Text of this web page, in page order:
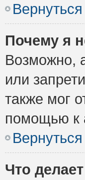
Почему я
Возможно,
или
также мог
помощью к
Что